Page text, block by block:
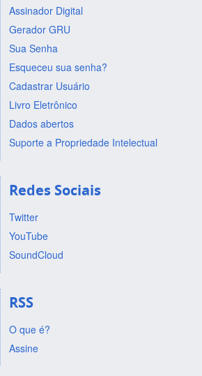
Assinador Digital
Gerador GRU
Sua Senha
Esqueceu sua senha?
Cadastrar Usuário
Livro Eletrônico
Dados abertos
Suporte a Propriedade Intelectual
Redes Sociais
Twitter
YouTube
SoundCloud
RSS
O que é?
Assine